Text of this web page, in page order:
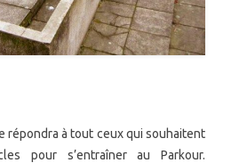
répondra à tout ceux qui souhaitent
pour s’entraîner au Parkour.